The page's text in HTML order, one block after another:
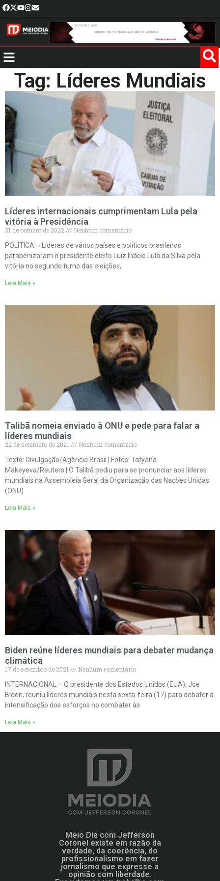
Tag: Líderes Mundiais
Líderes internacionais cumprimentam Lula pela
vitória à Presidência
31 de outubro de 2022
Nenhum comentário
POLÍTICA – Líderes de vários países e políticos brasileiros
parabenizaram o presidente eleito Luiz Inácio Lula da Silva pela
vitória no segundo turno das eleições,
Leia Mais »
Talibã nomeia enviado à ONU e pede para falar a
líderes mundiais
22 de setembro de 2021
Nenhum comentário
Texto: Divulgação/Agência Brasil | Fotos: Tatyana
Makeyeva/Reuters | O Talibã pediu para se pronunciar aos líderes
mundiais na Assembleia Geral da Organização das Nações Unidas
(ONU)
Leia Mais »
Biden reúne líderes mundiais para debater mudança
climática
17 de setembro de 2021
Nenhum comentário
INTERNACIONAL – O presidente dos Estados Unidos (EUA), Joe
Biden, reuniu líderes mundiais nesta sexta-feira (17) para debater a
intensificação dos esforços no combater às
Leia Mais »
Meio Dia com Jefferson
Coronel existe em razão da
verdade, da coerência, do
profissionalismo em fazer
jornalismo que expresse a
opinião com liberdade.